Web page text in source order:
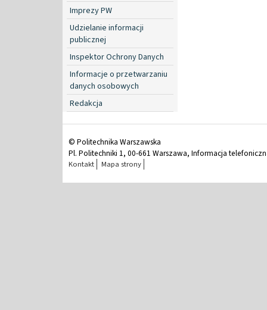
Imprezy PW
Udzielanie informacji
publicznej
Inspektor Ochrony Danych
Informacje o przetwarzaniu
danych osobowych
Redakcja
© Politechnika Warszawska
Pl. Politechniki 1, 00-661 Warszawa, Informacja
Kontakt Mapa strony